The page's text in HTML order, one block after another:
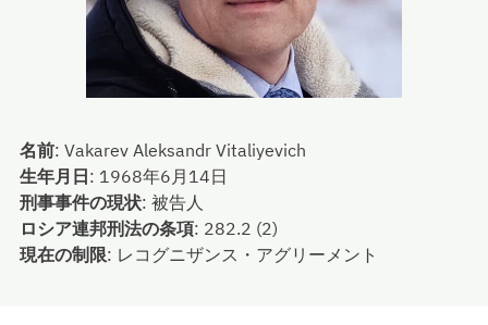
名前: Vakarev Aleksandr Vitaliyevich
生年月日: 1968年6月14日
刑事事件の現状: 被告人
ロシア連邦刑法の条項: 282.2 (2)
現在の制限: レコグニザンス・アグリーメント